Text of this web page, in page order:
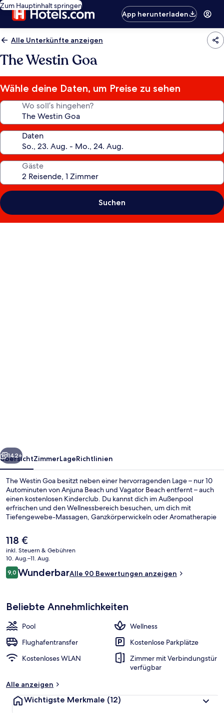
Zum Hauptinhalt springen
App herunterladen
Alle Unterkünfte anzeigen
The Westin Goa
Wähle deine Daten, um Preise zu sehen
Wo soll’s hingehen?
Daten
Gäste
Suchen
Weiter
142+
ÜbersichtZimmerLageRichtlinien
The Westin Goa besitzt neben einer hervorragenden Lage – nur 10
Autominuten von Anjuna Beach und Vagator Beach entfernt – auch
einen kostenlosen Kinderclub. Du kannst dich im Außenpool
erfrischen und den Wellnessbereich besuchen, um dich mit
Tiefengewebe-Massagen, Ganzkörperwickeln oder Aromatherapie
Fitnessbereich (rund um die Uhr geöffnet) und ein Kinderbecken
sprechen für dieses Hotel im luxuriösen Stil.
Der
aktuelle
Preis
beträgt
118 €.
118 €
inkl. Steuern & Gebühren
10. Aug.–11. Aug.
Bewertungen
9,09,0 von 10.
WunderbarAlle 90 Bewertungen anzeigen
Beliebte Annehmlichkeiten
Pool
Wellness
Flughafentransfer
Kostenlose Parkplätze
Kostenloses WLAN
Zimmer mit Verbindungstür
verfügbar
Alle anzeigen
Wichtigste Merkmale (12)